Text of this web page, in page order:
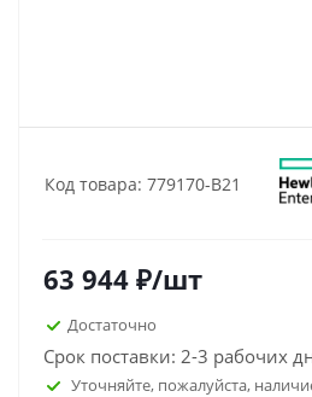
Код товара: 779170-B21
63 944 ₽/шт
Достаточно
Срок поставки: 2-3 рабочих
Уточняйте, пожалуйста,